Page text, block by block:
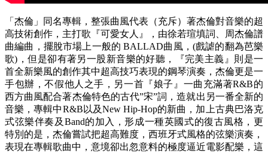
「杰倫」同名專輯，整張曲風代表（充斥）著杰倫對音樂的超
高技術創作，主打歌『可愛女人』，由徐若瑄填詞、周杰倫譜
曲編曲，擺脫市場上一般的 BALLAD曲風，(戲謔的翻為芭樂
歌)，但是卻有著另一股新音樂的好聽，『完美主義』則是一
首全新樂風的創作其中超高技巧表現的鋼琴演奏，杰倫更是一
手包辦，不假他人之手，另一首『娘子』一曲充滿著R&B的
西方曲風配合著杰倫特色的古代”宋”詞，造就出另一番全新的
音樂，專輯中R&B以及New Hip-Hop的新曲，加上古典巴洛克
式弦樂伴奏及Band的加入，形成一種英國式的復古風格，更
特別的是，杰倫嘗試把超高難度，西班牙式風格的弦樂演奏，
表現在專輯歌曲中，意境卻出忽意料的極度逼近電影配樂，這